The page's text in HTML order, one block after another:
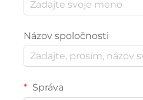
Názov spoločnosti
Správa